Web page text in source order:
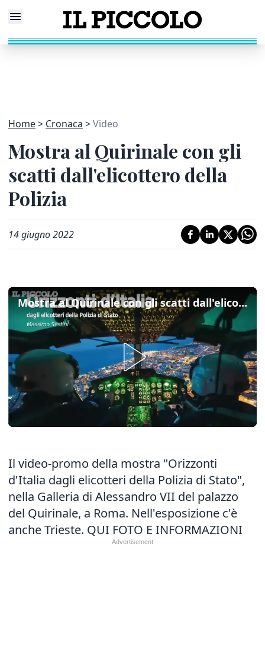
Home Cronaca Video
Mostra al Quirinale con gli
scatti dall'elicottero della
Polizia
14 giugno 2022
Mostra al Quirinale con gli scatti dall'elicottero della Polizia
Il video-promo della mostra "Orizzonti
d'Italia dagli elicotteri della Polizia di Stato",
nella Galleria di Alessandro VII del palazzo
del Quirinale, a Roma. Nell'esposizione c'è
anche Trieste. QUI FOTO E INFORMAZIONI